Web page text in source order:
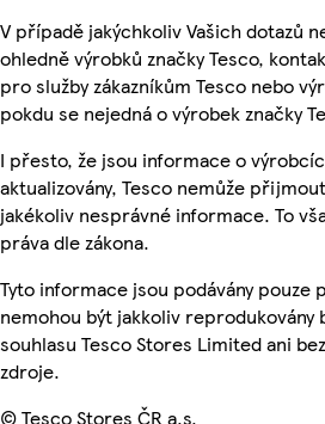
V případě jakýchkoliv Vašich dotazů
ohledně výrobků značky Tesco,
pro služby zákazníkům Tesco nebo
pokdu se nejedná o výrobek značky
I přesto, že jsou informace o
aktualizovány, Tesco nemůže
jakékoliv nesprávné informace. To
práva dle zákona.
Tyto informace jsou podávány pouze
nemohou být jakkoliv reprodukovány
souhlasu Tesco Stores Limited ani
zdroje.
© Tesco Stores ČR a.s.